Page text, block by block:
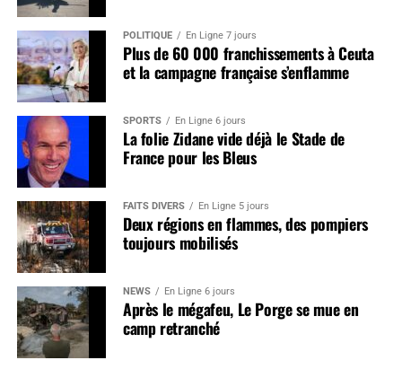
POLITIQUE En Ligne 7 jours
Plus de 60 000 franchissements à Ceuta
et la campagne française s’enflamme
SPORTS En Ligne 6 jours
La folie Zidane vide déjà le Stade de
France pour les Bleus
FAITS DIVERS En Ligne 5 jours
Deux régions en flammes, des pompiers
toujours mobilisés
NEWS En Ligne 6 jours
Après le mégafeu, Le Porge se mue en
camp retranché